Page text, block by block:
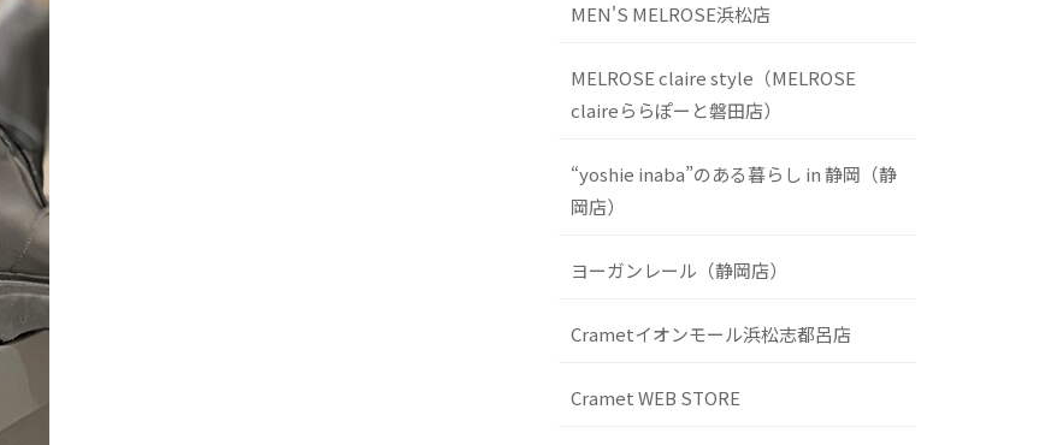
MEN'S MELROSE浜松店
MELROSE claire style（MELROSE
claireららぽーと磐田店）
“yoshie inaba”のある暮らし in 静岡（静
岡店）
ヨーガンレール（静岡店）
Crametイオンモール浜松志都呂店
Cramet WEB STORE